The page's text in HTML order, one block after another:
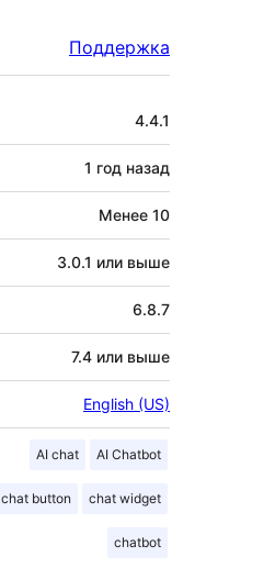
Поддержка
4.4.1
1 год назад
Менее 10
3.0.1 или выше
6.8.7
7.4 или выше
English (US)
AI chat AI Chatbot
chat button chat widget
chatbot